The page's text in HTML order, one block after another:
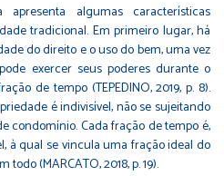
algumas características
tradicional. Em primeiro lugar, há
do direito e o uso do bem, uma vez
exercer seus poderes durante o
de tempo (TEPEDINO, 2019, p. 8).
é indivisível, não se sujeitando
condomínio. Cada fração de tempo é,
à qual se vincula uma fração ideal do
(MARCATO, 2018, p. 19).